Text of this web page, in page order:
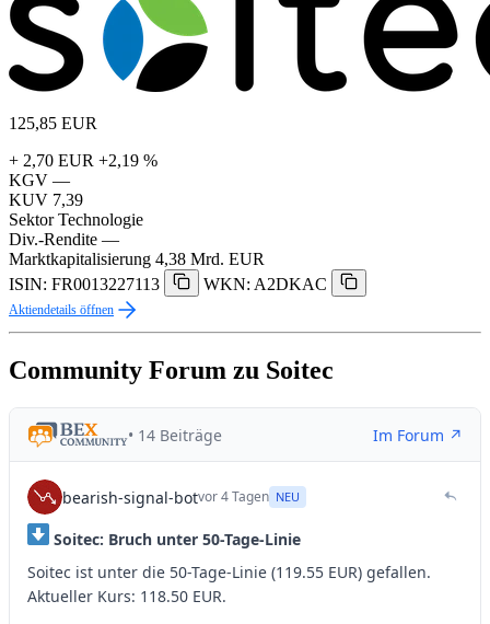
125,85 EUR
+ 2,70 EUR +2,19 %
KGV —
KUV 7,39
Sektor Technologie
Div.-Rendite —
Marktkapitalisierung 4,38 Mrd. EUR
ISIN: FR0013227113
WKN: A2DKAC
Aktiendetails öffnen
Community Forum zu Soitec